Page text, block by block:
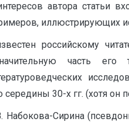
автора статьи
иллюстрирующих
российскому
часть
середины 30-х гг. (хотя
Набокова-Сирина